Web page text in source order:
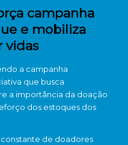
campanha
e mobiliza
vidas
a campanha
que busca
a importância da doação
dos estoques dos
de doadores